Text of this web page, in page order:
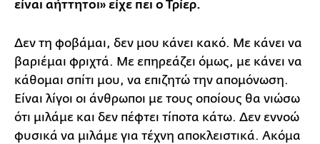
είναι αήττητοι» είχε πει ο Τρίερ.
Δεν τη φοβάμαι, δεν μου κάνει κακό. Με κάνει να
βαριέμαι φριχτά. Με επηρεάζει όμως, με κάνει να
κάθομαι σπίτι μου, να επιζητώ την απομόνωση.
Είναι λίγοι οι άνθρωποι με τους οποίους θα νιώσω
ότι μιλάμε και δεν πέφτει τίποτα κάτω. Δεν εννοώ
φυσικά να μιλάμε για τέχνη αποκλειστικά. Ακόμα